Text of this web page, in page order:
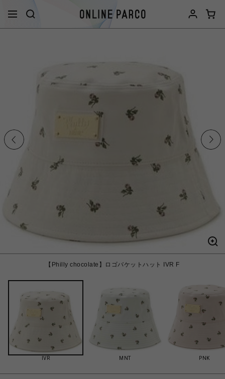
【Philly chocolate】ロゴバケットハット IVR F
IVR MNT PNK